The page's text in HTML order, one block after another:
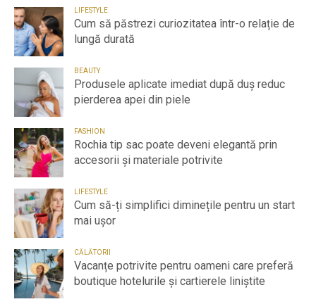
LIFESTYLE
Cum să păstrezi curiozitatea într-o relație de
lungă durată
BEAUTY
Produsele aplicate imediat după duș reduc
pierderea apei din piele
FASHION
Rochia tip sac poate deveni elegantă prin
accesorii și materiale potrivite
LIFESTYLE
Cum să-ți simplifici diminețile pentru un start
mai ușor
CĂLĂTORII
Vacanțe potrivite pentru oameni care preferă
boutique hotelurile și cartierele liniștite